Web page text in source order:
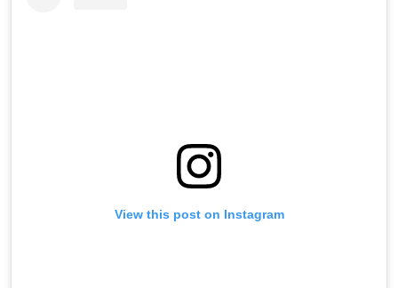
View this post on Instagram